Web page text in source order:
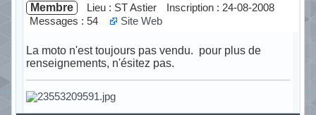
Membre Lieu : ST Astier
Inscription : 24-08-2008
Messages : 54
Site Web
La moto n'est toujours pas vendu. pour plus de
renseignements, n'ésitez pas.